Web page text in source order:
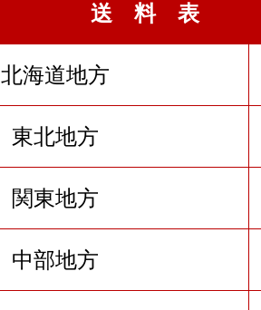
送 料 表
北海道地方
東北地方
関東地方
中部地方